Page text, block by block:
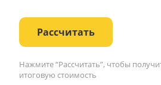
Рассчитать
Нажмите “Рассчитать”, чтобы
итоговую стоимость